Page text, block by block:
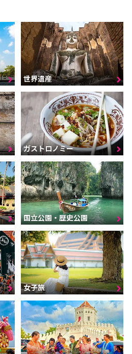
世界遺産
ガストロノミー
国立公園・歴史公園
女子旅